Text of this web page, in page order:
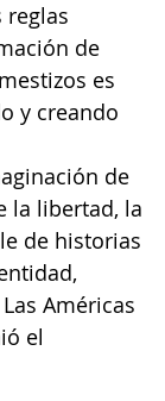
reglas
de
es
y creando
de
la libertad, la
de historias
Américas
el